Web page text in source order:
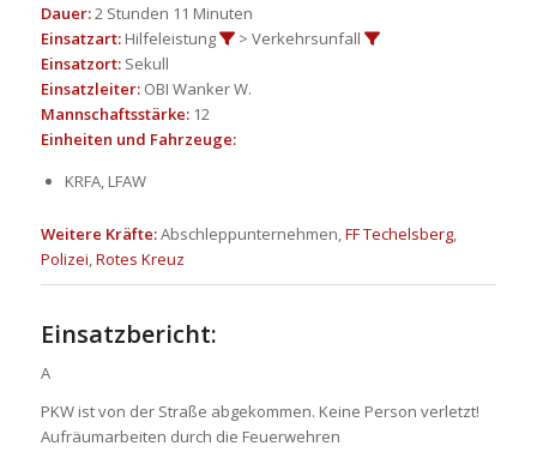
Dauer:2 Stunden 11 Minuten
Einsatzart:Hilfeleistung
> Verkehrsunfall
Einsatzort:Sekull
Einsatzleiter:OBI Wanker W.
Mannschaftsstärke:12
Einheiten und Fahrzeuge:
KRFA, LFAW
Weitere Kräfte:Abschleppunternehmen,FF Techelsberg,
Polizei,Rotes Kreuz
Einsatzbericht:
A
PKW ist von der Straße abgekommen. Keine Person verletzt!
Aufräumarbeiten durch die Feuerwehren